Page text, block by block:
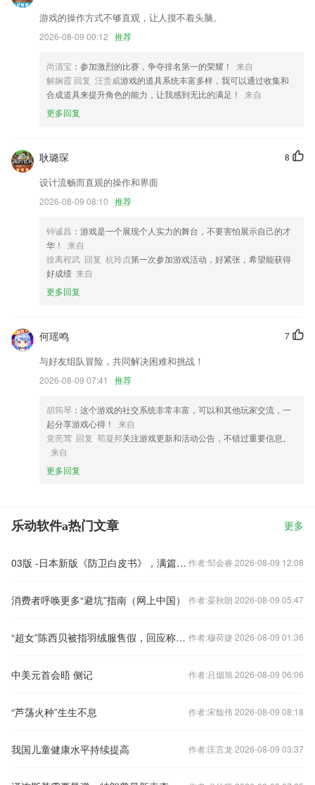
发起人无法继续管理日程时，可将日程转让给他人，方便日程管理。
修复启动页面底部Logo和后台设置显示不对应问题
进行打分评论，说出您的使用经历，以帮助我们更好的对产品进行优化修
界面样式优化；
行打分评论，说出您的使用经历，以帮助我们更好的对产品进行优化修
改。
游戏的操作方式不够直观，让人摸不着头脑。
2026-08-09 00:12 推荐
尚清宝 ：参加激烈的比赛，争夺排名第一的荣耀！
来自
解娴霞 回复 汪贵威游戏的道具系统丰富多样，我可以通过收集和
合成道具来提升角色的能力，让我感到无比的满足！
来自
更多回复
8
耿璐琛
设计流畅而直观的操作和界面
2026-08-09 08:10 推荐
钟诚昌 ：游戏是一个展现个人实力的舞台，不要害怕展示自己的才
华！
来自
徐离程武 回复 杭玲贞第一次参加游戏活动，好紧张，希望能获得
好成绩 来自
更多回复
7
何瑶鸣
与好友组队冒险，共同解决困难和挑战！
2026-08-09 07:41 推荐
胡筠琴 ：这个游戏的社交系统非常丰富，可以和其他玩家交流，一
起分享游戏心得！
来自
党亮莺 回复 荀凝邦关注游戏更新和活动公告，不错过重要信息。
来自
更多回复
乐动软件a热门文章 更多
03版 -日本新版《防卫白皮书》，满篇野心和谎言（钟声） 作者:邹会睿 2026-08-09 12:08
消费者呼唤更多“避坑”指南（网上中国） 作者:晏秋朗 2026-08-09 05:47
“超女”陈西贝被指羽绒服售假，回应称正核查！橱窗已搜不到 作者:穆荷婕 2026-08-09 01:36
中美元首会晤 侧记 作者:吕烟旭 2026-08-09 06:06
“芦荡火种”生生不息 作者:宋馥伟 2026-08-09 08:18
我国儿童健康水平持续提高 作者:匡言龙 2026-08-09 03:37